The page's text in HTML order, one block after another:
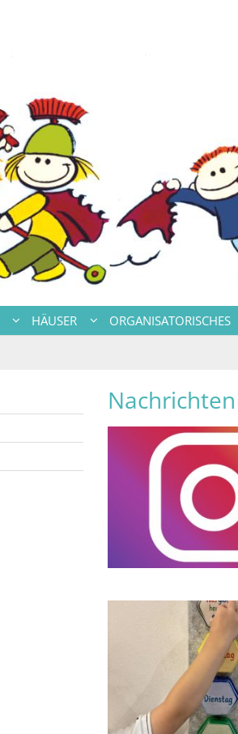
HÄUSER ORGANISATORISCHES
Nachrichten